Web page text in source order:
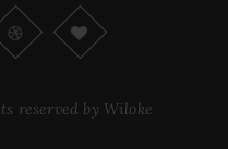
reserved by Wiloke